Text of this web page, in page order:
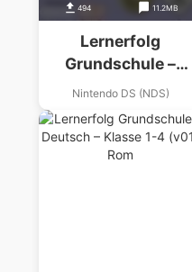
494 11.2MB
Lernerfolg
Grundschule –
Mathematik – Klasse
Nintendo DS (NDS)